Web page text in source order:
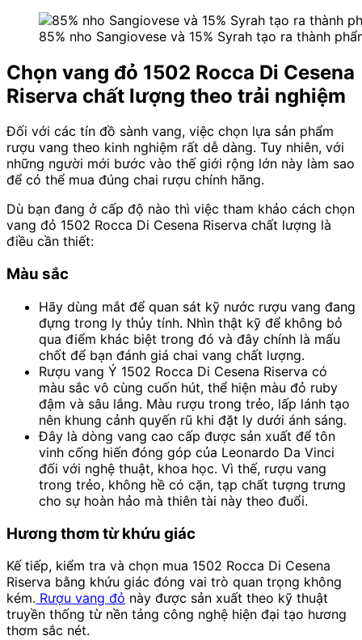
85% nho Sangiovese và 15% Syrah tạo ra thành
Chọn vang đỏ 1502 Rocca Di Cesena
Riserva chất lượng theo trải nghiệm
Đối với các tín đồ sành vang, việc chọn lựa sản phẩm
rượu vang theo kinh nghiệm rất dễ dàng. Tuy nhiên, với
những người mới bước vào thế giới rộng lớn này làm sao
để có thể mua đúng chai rượu chính hãng.
Dù bạn đang ở cấp độ nào thì việc tham khảo cách chọn
vang đỏ 1502 Rocca Di Cesena Riserva chất lượng là
điều cần thiết:
Màu sắc
Hãy dùng mắt để quan sát kỹ nước rượu vang đang
đựng trong ly thủy tính. Nhìn thật kỹ để không bỏ
qua điểm khác biệt trong đó và đây chính là mấu
chốt để bạn đánh giá chai vang chất lượng.
Rượu vang Ý 1502 Rocca Di Cesena Riserva có
màu sắc vô cùng cuốn hút, thể hiện màu đỏ ruby
đậm và sâu lắng. Màu rượu trong trẻo, lấp lánh tạo
nên khung cảnh quyến rũ khi đặt ly dưới ánh sáng.
Đây là dòng vang cao cấp được sản xuất để tôn
vinh cống hiến đóng góp của Leonardo Da Vinci
đối với nghệ thuật, khoa học. Vì thế, rượu vang
trong trẻo, không hề có cặn, tạp chất tượng trưng
cho sự hoàn hảo mà thiên tài này theo đuổi.
Hương thơm từ khứu giác
Kế tiếp, kiểm tra và chọn mua 1502 Rocca Di Cesena
Riserva bằng khứu giác đóng vai trò quan trọng không
kém. Rượu vang đỏ này được sản xuất theo kỹ thuật
truyền thống từ nền tảng công nghệ hiện đại tạo hương
thơm sắc nét.